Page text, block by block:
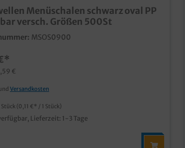
Menüschalen schwarz oval PP
versch. Größen 500St
MSOS0900
€
Versandkosten
(0,11 €* / 1 Stück)
Lieferzeit: 1-3 Tage